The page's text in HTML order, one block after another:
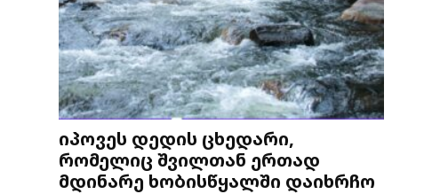
იპოვეს დედის ცხედარი,
რომელიც შვილთან ერთად
მდინარე ხობისწყალში დაიხრჩო